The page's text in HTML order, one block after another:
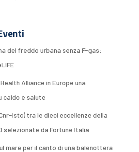
del freddo urbana senza F-gas:
Alliance in Europe una
caldo e salute
Istc) tra le dieci eccellenze della
selezionate da Fortune Italia
mare per il canto di una balenottera